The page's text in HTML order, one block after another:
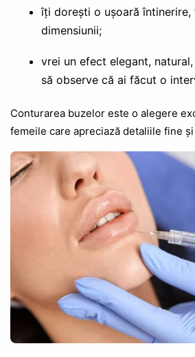
îți dorești o ușoară întinerire,
dimensiunii;
vrei un efect elegant,
să observe că ai făcut o
Conturarea buzelor este o alegere
femeile care apreciază detaliile fine